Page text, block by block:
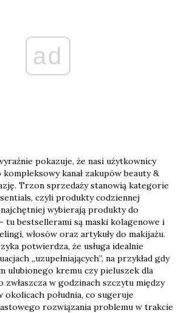
ad
pokazuje, że nasi użytkownicy
kanał zakupów beauty &
Trzon sprzedaży stanowią kategorie
czyli produkty codziennej
wybierają produkty do
tu bestsellerami są maski kolagenowe i
włosów oraz artykuły do makijażu.
potwierdza, że usługa idealnie
„uzupełniających”, na przykład gdy
ulubionego kremu czy pieluszek dla
zwłaszcza w godzinach szczytu między
okolicach południa, co sugeruje
rozwiązania problemu w trakcie